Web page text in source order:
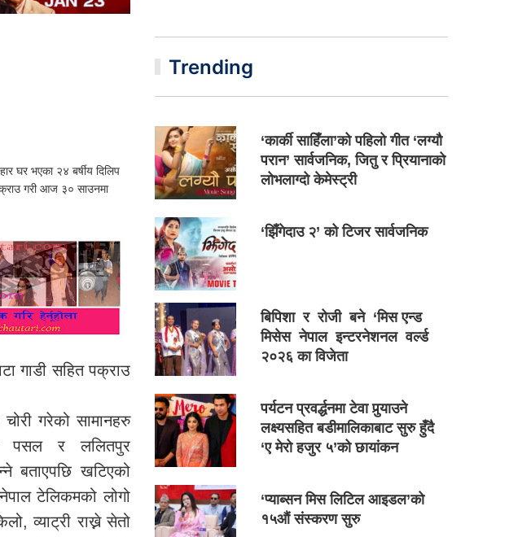
घर भएका २४ बर्षीय दिलिप
गरी आज ३० साउनमा
गाडी सहित पक्राउ
गरेको सामानहरु
पसल र ललितपुर
बताएपछि खटिएको
टेलिकमको लोगो
व्याट्री राख्ने सेतो
Trending
‘कार्की साहिँला’को पहिलो गीत ‘लग्यौ
परान’ सार्वजनिक, जितु र प्रियानाको
लोभलाग्दो केमेस्ट्री
‘झिँगेदाउ २’ को टिजर सार्वजनिक
बिपिशा र रोजी बने ‘मिस एन्ड
मिसेस नेपाल इन्टरनेशनल वर्ल्ड
२०२६ का विजेता
पर्यटन प्रवर्द्धनमा टेवा पुर्‍याउने
लक्ष्यसहित बडीमालिकाबाट सुरु हुँदै
‘ए मेरो हजुर ५’को छायांकन
‘प्याब्सन मिस लिटिल आइडल’को
१५औं संस्करण सुरु